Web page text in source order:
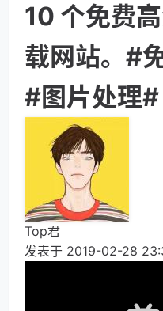
10 个免费
载网站。#
#图片处理#
Top君
发表于 2019-02-28